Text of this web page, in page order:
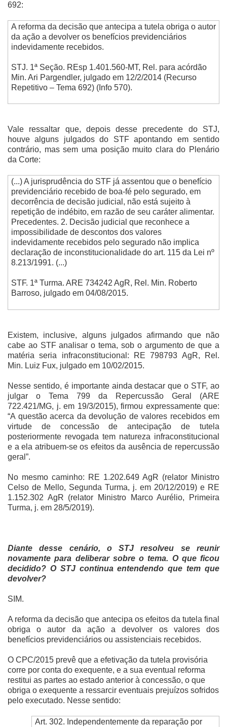
692:
A reforma da decisão que antecipa a tutela obriga o autor
da ação a devolver os benefícios previdenciários
indevidamente recebidos.
STJ. 1ª Seção. REsp 1.401.560-MT, Rel. para acórdão
Min. Ari Pargendler, julgado em 12/2/2014 (Recurso
Repetitivo – Tema 692) (Info 570).
Vale ressaltar que, depois desse precedente do STJ,
houve alguns julgados do STF apontando em sentido
contrário, mas sem uma posição muito clara do Plenário
da Corte:
(...) A jurisprudência do STF já assentou que o benefício
previdenciário recebido de boa-fé pelo segurado, em
decorrência de decisão judicial, não está sujeito à
repetição de indébito, em razão de seu caráter alimentar.
Precedentes. 2. Decisão judicial que reconhece a
impossibilidade de descontos dos valores
indevidamente recebidos pelo segurado não implica
declaração de inconstitucionalidade do art. 115 da Lei nº
8.213/1991. (...)
STF. 1ª Turma. ARE 734242 AgR, Rel. Min. Roberto
Barroso, julgado em 04/08/2015.
Existem, inclusive, alguns julgados afirmando que não
cabe ao STF analisar o tema, sob o argumento de que a
matéria seria infraconstitucional: RE 798793 AgR, Rel.
Min. Luiz Fux, julgado em 10/02/2015.
Nesse sentido, é importante ainda destacar que o STF, ao
julgar o Tema 799 da Repercussão Geral (ARE
722.421/MG, j. em 19/3/2015), firmou expressamente que:
“A questão acerca da devolução de valores recebidos em
virtude de concessão de antecipação de tutela
posteriormente revogada tem natureza infraconstitucional
e a ela atribuem-se os efeitos da ausência de repercussão
geral”.
No mesmo caminho: RE 1.202.649 AgR (relator Ministro
Celso de Mello, Segunda Turma, j. em 20/12/2019) e RE
1.152.302 AgR (relator Ministro Marco Aurélio, Primeira
Turma, j. em 28/5/2019).
Diante desse cenário, o STJ resolveu se reunir
novamente para deliberar sobre o tema. O que ficou
decidido? O STJ continua entendendo que tem que
devolver?
SIM.
A reforma da decisão que antecipa os efeitos da tutela final
obriga o autor da ação a devolver os valores dos
benefícios previdenciários ou assistenciais recebidos.
O CPC/2015 prevê que a efetivação da tutela provisória
corre por conta do exequente, e a sua eventual reforma
restitui as partes ao estado anterior à concessão, o que
obriga o exequente a ressarcir eventuais prejuízos sofridos
pelo executado. Nesse sentido:
Art. 302. Independentemente da reparação por